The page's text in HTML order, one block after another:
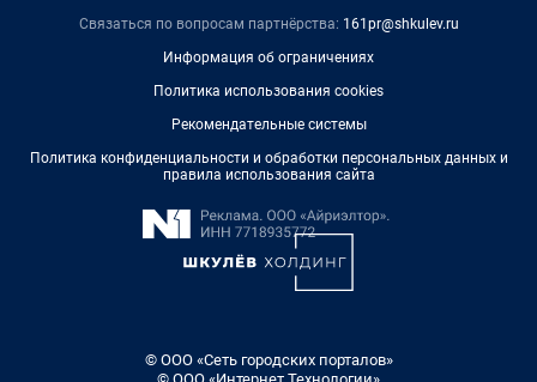
Связаться по вопросам партнёрства: 161pr@shkulev.ru
Информация об ограничениях
Политика использования cookies
Рекомендательные системы
Политика конфиденциальности и обработки персональных данных и
правила использования сайта
© ООО «Сеть городских порталов»